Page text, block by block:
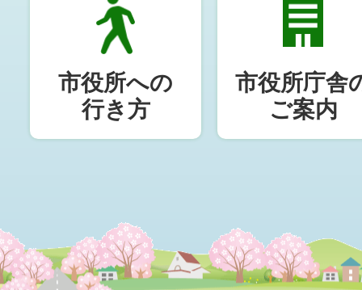
市役所への
行き方
市役所庁舎
ご案内